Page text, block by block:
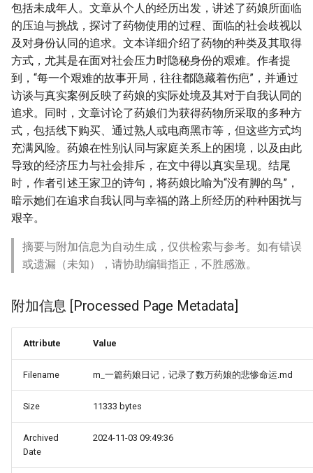
包括未成年人。文章从个人的经历出发，讲述了药娘所面临
的压迫与挑战，探讨了药物使用的过程、面临的社会歧视以
及对身份认同的追求。文本详细介绍了药物的种类及其取得
方式，尤其是在面对社会压力时隐秘身份的艰难。作者提
到，“每一个艰难的故事开局，往往都隐藏着伤疤”，并通过
访谈与真实案例反映了药娘的实际处境及其对于自我认同的
追求。同时，文章讨论了药娘们为获得药物所采取的多种方
式，包括线下购买、通过熟人或电商黑市等，但这些方式均
充满风险。药娘在性别认同与家庭关系上的困境，以及由此
导致的经济压力与社会排斥，在文中得以真实呈现。结尾
时，作者引述王家卫的诗句，将药娘比喻为“没有脚的鸟”，
暗示她们在追求自我认同与幸福的路上所经历的种种困扰与
艰辛。
摘要与附加信息为自动生成，仅供检索与参考。如有错误
或遗漏（未知），请协助编辑指正，不胜感激。
附加信息 [Processed Page Metadata]
Attribute Value
Filename m_一篇药娘日记，记录了数万药娘的悲惨命运.md
Size 11333 bytes
Archived
Date
2024-11-03 09:49:36